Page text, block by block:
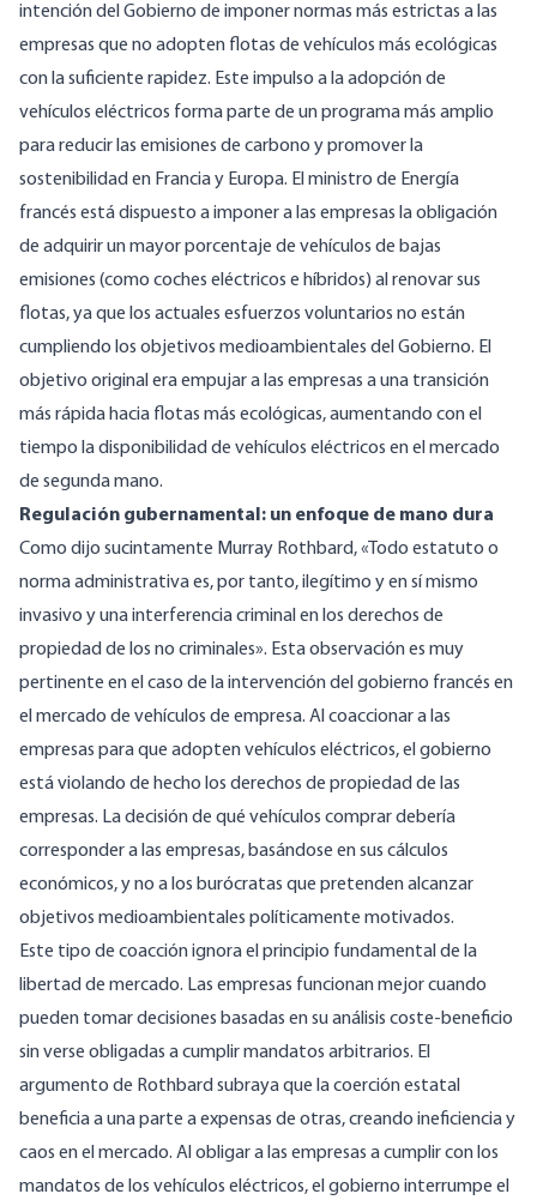
intención del Gobierno de imponer normas más estrictas a las
empresas que no adopten flotas de vehículos más ecológicas
con la suficiente rapidez. Este impulso a la adopción de
vehículos eléctricos forma parte de un programa más amplio
para reducir las emisiones de carbono y promover la
sostenibilidad en Francia y Europa. El ministro de Energía
francés está dispuesto a imponer a las empresas la obligación
de adquirir un mayor porcentaje de vehículos de bajas
emisiones (como coches eléctricos e híbridos) al renovar sus
flotas, ya que los actuales esfuerzos voluntarios no están
cumpliendo los objetivos medioambientales del Gobierno. El
objetivo original era empujar a las empresas a una transición
más rápida hacia flotas más ecológicas, aumentando con el
tiempo la disponibilidad de vehículos eléctricos en el mercado
de segunda mano.
Regulación gubernamental: un enfoque de mano dura
Como dijo sucintamente Murray Rothbard, «Todo estatuto o
norma administrativa es, por tanto, ilegítimo y en sí mismo
invasivo y una interferencia criminal en los derechos de
propiedad de los no criminales». Esta observación es muy
pertinente en el caso de la intervención del gobierno francés en
el mercado de vehículos de empresa. Al coaccionar a las
empresas para que adopten vehículos eléctricos, el gobierno
está violando de hecho los derechos de propiedad de las
empresas. La decisión de qué vehículos comprar debería
corresponder a las empresas, basándose en sus cálculos
económicos, y no a los burócratas que pretenden alcanzar
objetivos medioambientales políticamente motivados.
Este tipo de coacción ignora el principio fundamental de la
libertad de mercado. Las empresas funcionan mejor cuando
pueden tomar decisiones basadas en su análisis coste-beneficio
sin verse obligadas a cumplir mandatos arbitrarios. El
argumento de Rothbard subraya que la coerción estatal
beneficia a una parte a expensas de otras, creando ineficiencia y
caos en el mercado. Al obligar a las empresas a cumplir con los
mandatos de los vehículos eléctricos, el gobierno interrumpe el